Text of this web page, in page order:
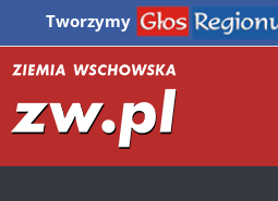
Tworzymy